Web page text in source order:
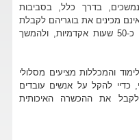
נמשכים, בדרך כלל, בסביבות
מכינים את בוגריהם לקבלת
הרישיון של הרשות לני"ע, יכולים לכלול כ-50 שעות אקדמיות, ולהמשך
והמכללות מציעים מסלולי
כדיי להקל על אנשים עובדים
את ההכשרה האיכותית